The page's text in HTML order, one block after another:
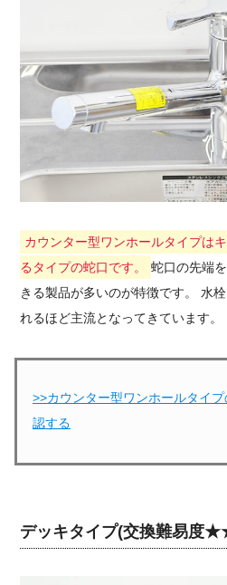
カウンター型ワンホールタイプは
るタイプの蛇口です。
蛇口の先端
きる製品が多いのが特徴です。 水
れるほど主流となってきています。
>>カウンター型ワンホールタイ
認する
デッキタイプ(交換難易